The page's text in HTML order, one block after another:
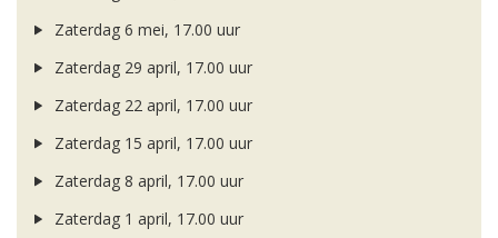
Zaterdag 6 mei, 17.00 uur
Zaterdag 29 april, 17.00 uur
Zaterdag 22 april, 17.00 uur
Zaterdag 15 april, 17.00 uur
Zaterdag 8 april, 17.00 uur
Zaterdag 1 april, 17.00 uur